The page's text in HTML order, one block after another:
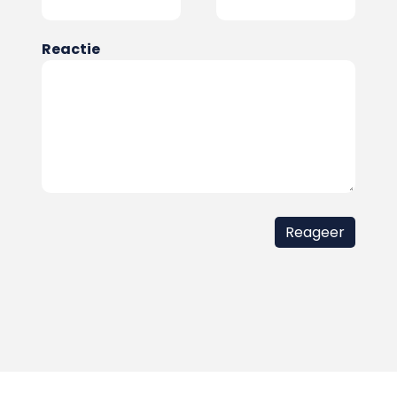
Reactie